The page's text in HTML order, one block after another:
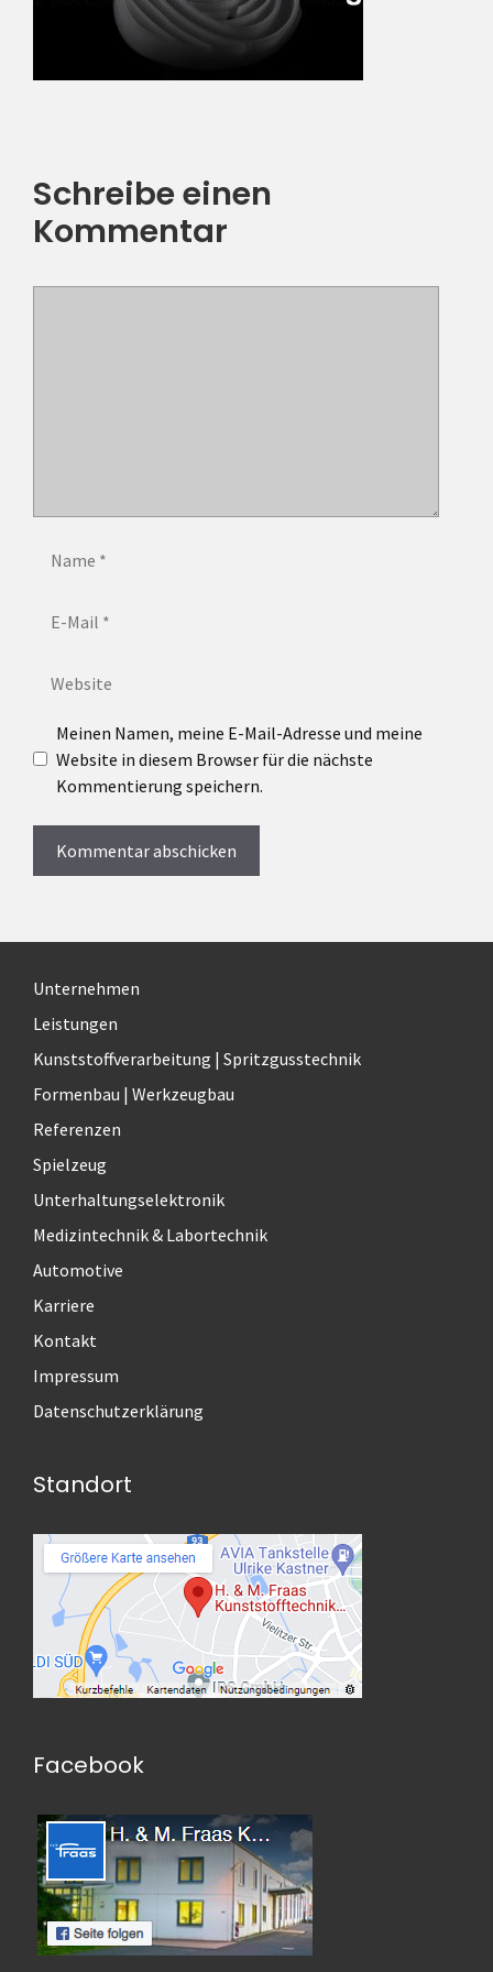
Schreibe einen
Kommentar
Mail
Meinen Namen, meine E-Mail-Adresse und meine
Website in diesem Browser für die nächste
Kommentierung speichern.
e
n
a
t
v
e
:
Unternehmen
Leistungen
Kunststoffverarbeitung | Spritzgusstechnik
Formenbau | Werkzeugbau
Referenzen
Spielzeug
Unterhaltungselektronik
Medizintechnik & Labortechnik
Automotive
Karriere
Kontakt
Impressum
Datenschutzerklärung
Standort
Facebook